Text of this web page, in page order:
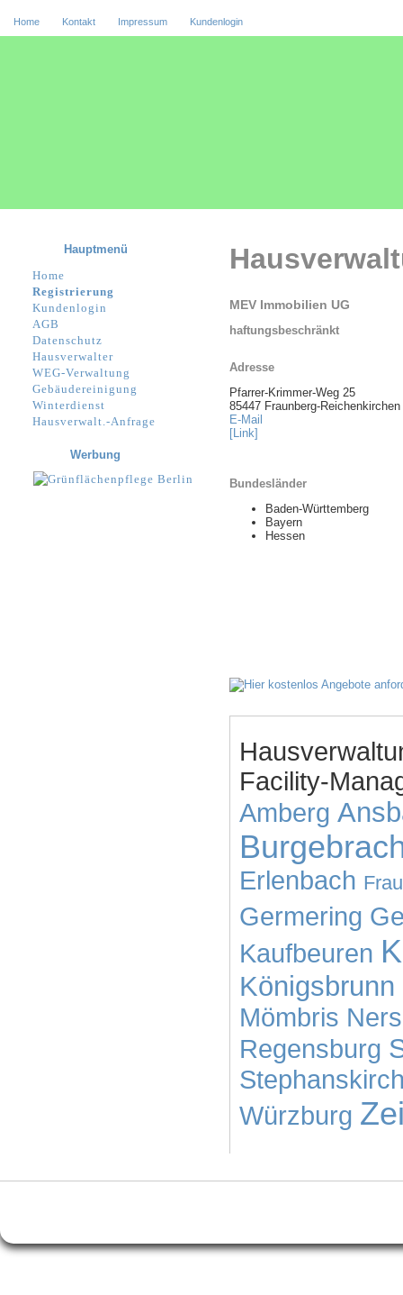
Home Kontakt Impressum Kundenlogin
MEV Immobilien UG
haftungsbeschränkt
Adresse
Pfarrer-Krimmer-Weg 25
85447 Fraunberg-Reichenkirchen
E-Mail
[Link]
Bundesländer
Baden-Württemberg
Bayern
Hessen
Facility-
Amberg
Erlenbach
Germering
Kaufbeuren
Königsbrunn
Mömbris
Regensburg
Würzburg
Hauptmenü
Home
Registrierung
Kundenlogin
AGB
Datenschutz
Hausverwalter
WEG-Verwaltung
Gebäudereinigung
Winterdienst
Hausverwalt.-Anfrage
Werbung